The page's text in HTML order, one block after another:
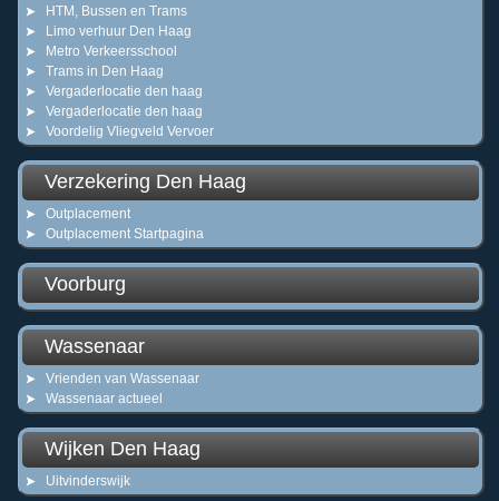
HTM, Bussen en Trams
Limo verhuur Den Haag
Metro Verkeersschool
Trams in Den Haag
Vergaderlocatie den haag
Vergaderlocatie den haag
Voordelig Vliegveld Vervoer
Verzekering Den Haag
Outplacement
Outplacement Startpagina
Voorburg
Wassenaar
Vrienden van Wassenaar
Wassenaar actueel
Wijken Den Haag
Uitvinderswijk